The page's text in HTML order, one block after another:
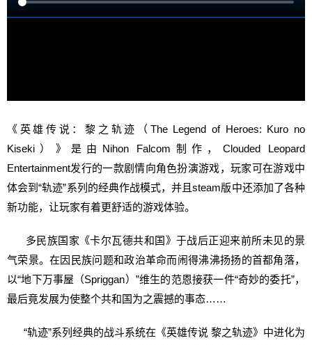
《英雄传说：黎之轨迹（The Legend of Heroes: Kuro no
Kiseki）》是由Nihon Falcom制作，Clouded Leopard
Entertainment发行的一款剧情向角色扮演游戏，玩家可在游戏中
体会到“轨迹”系列的经典作战模式，并且steam版中还添加了各种
新功能，让玩家有着更舒适的游戏体验。
多民族国家《卡尔瓦德共和国》于战后正迎来前所未见的景
气荣景。在因民族问题和政治革命而闹得沸沸扬扬的首都角落，
以“地下万事屋（Spriggan）”维生的范恩接获一件“奇妙的委托”，
最后竟发展为使整个共和国为之震撼的事态……
“轨迹”系列经典的战斗系统在《英雄传说 黎之轨迹》中进化为